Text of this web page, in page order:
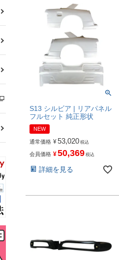
S13 シルビア | リアパネル
フルセット 純正形状
NEW
通常価格 ¥53,020 税込
会員価格 ¥50,369 税込
詳細を見る